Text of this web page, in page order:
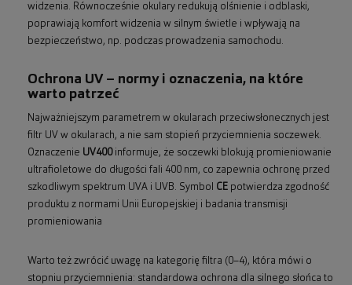
widzenia. Równocześnie okulary redukują olśnienie i odblaski,
poprawiają komfort widzenia w silnym świetle i wpływają na
bezpieczeństwo, np. podczas prowadzenia samochodu.
Ochrona UV – normy i oznaczenia, na które
warto patrzeć
Najważniejszym parametrem w okularach przeciwsłonecznych jest
filtr UV w okularach, a nie sam stopień przyciemnienia soczewek.
Oznaczenie UV400informuje, że soczewki blokują promieniowanie
ultrafioletowe do długości fali 400 nm, co zapewnia ochronę przed
szkodliwym spektrum UVA i UVB. Symbol CE potwierdza zgodność
produktu z normami Unii Europejskiej i badania transmisji
promieniowania
Warto też zwrócić uwagę na kategorię filtra (0–4), która mówi o
stopniu przyciemnienia: standardowa ochrona dla silnego słońca to